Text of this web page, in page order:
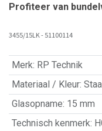
Profiteer van
3455/15LK - 51100114
Merk: RP Technik
Materiaal / Kleur:
Glasopname: 15 mm
Technisch kenmerk: